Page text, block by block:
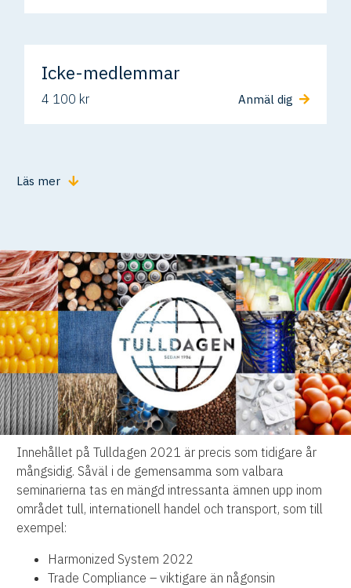
Icke-medlemmar
4 100 kr Anmäl dig
Läs mer
Innehållet på Tulldagen 2021 är precis som tidigare år
mångsidig. Såväl i de gemensamma som valbara
seminarierna tas en mängd intressanta ämnen upp inom
området tull, internationell handel och transport, som till
exempel:
Harmonized System 2022
Trade Compliance – viktigare än någonsin